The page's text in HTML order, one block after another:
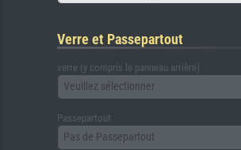
Verre et Passepartout
verre (y compris le panneau arrière)
Veuillez sélectionner
Passepartout
Pas de Passepartout